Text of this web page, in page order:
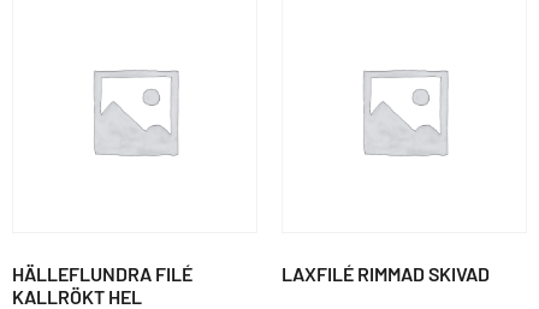
HÄLLEFLUNDRA FILÉ
KALLRÖKT HEL
LAXFILÉ RIMMAD SKIVAD